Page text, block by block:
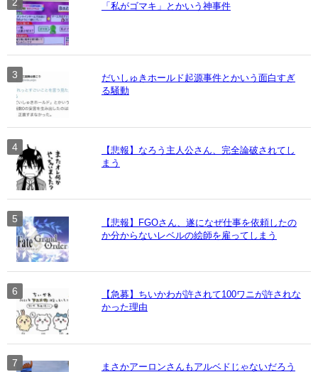
「私がゴマキ」とかいう神事件
だいしゅきホールド起源事件とかいう面白すぎ
る騒動
【悲報】なろう主人公さん、完全論破されてし
まう
【悲報】FGOさん、遂になぜ仕事を依頼したの
か分からないレベルの絵師を雇ってしまう
【急募】ちいかわが許されて100ワニが許されな
かった理由
まさかアーロンさんもアルベドじゃないだろう